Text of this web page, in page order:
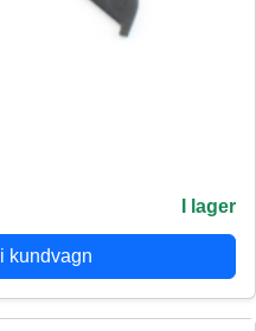
I lager
kundvagn